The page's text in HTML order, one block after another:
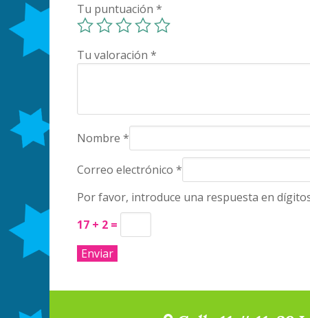
Tu puntuación *
Tu valoración *
Nombre *
Correo electrónico *
Por favor, introduce una respuesta en
17 + 2 =